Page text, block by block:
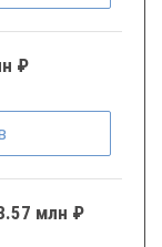
₽
млн ₽